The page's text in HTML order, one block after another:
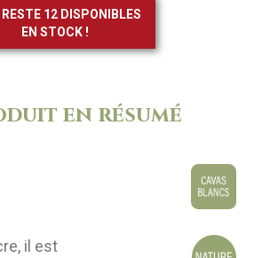
RESTE 12 DISPONIBLES
EN STOCK !
en résumé
il est